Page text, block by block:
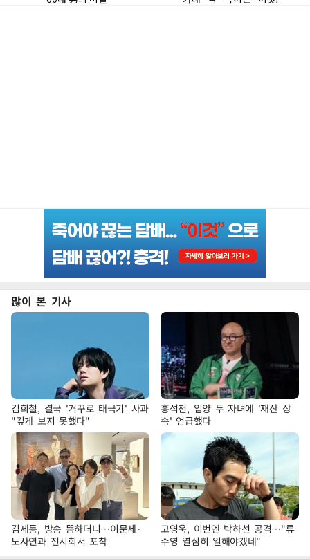
많이 본 기사
김희철, 결국 '거꾸로 태극기' 사과
"깊게 보지 못했다"
홍석천, 입양 두 자녀에 '재산 상
속' 언급했다
김제동, 방송 뜸하더니…이문세·
노사연과 전시회서 포착
고영욱, 이번엔 박하선 공격…"류
수영 열심히 일해야겠네"